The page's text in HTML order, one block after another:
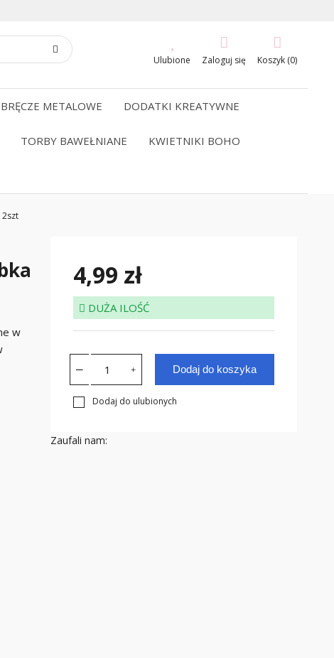
Ulubione Zaloguj się Koszyk (0)
METALOWE DODATKI KREATYWNE
TORBY BAWEŁNIANE KWIETNIKI BOHO
2szt
w
4,99 zł
DUŻA ILOŚĆ
Dodaj do koszyka
Dodaj do ulubionych
Zaufali nam: